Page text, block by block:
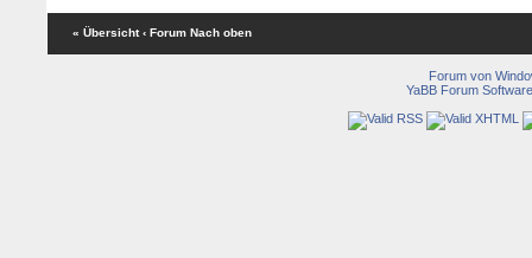
« Übersicht ‹ Forum Nach oben
Forum von
YaBB Forum Software